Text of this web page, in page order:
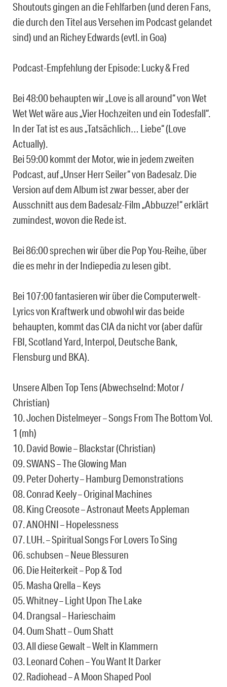
Shoutouts gingen an die Fehlfarben (und deren Fans,
die durch den Titel aus Versehen im Podcast gelandet
sind) und an Richey Edwards (evtl. in Goa)
Podcast-Empfehlung der Episode: Lucky & Fred
Bei 48:00 behaupten wir „Love is all around“ von Wet
Wet Wet wäre aus „Vier Hochzeiten und ein Todesfall“.
In der Tat ist es aus „Tatsächlich… Liebe“ (Love
Actually).
Bei 59:00 kommt der Motor, wie in jedem zweiten
Podcast, auf „Unser Herr Seiler“ von Badesalz. Die
Version auf dem Album ist zwar besser, aber der
Ausschnitt aus dem Badesalz-Film „Abbuzze!“ erklärt
zumindest, wovon die Rede ist.
Bei 86:00 sprechen wir über die Pop You-Reihe, über
die es mehr in der Indiepedia zu lesen gibt.
Bei 107:00 fantasieren wir über die Computerwelt-
Lyrics von Kraftwerk und obwohl wir das beide
behaupten, kommt das CIA da nicht vor (aber dafür
FBI, Scotland Yard, Interpol, Deutsche Bank,
Flensburg und BKA).
Unsere Alben Top Tens (Abwechselnd: Motor /
Christian)
10. Jochen Distelmeyer – Songs From The Bottom Vol.
1 (mh)
10. David Bowie – Blackstar (Christian)
09. SWANS – The Glowing Man
09. Peter Doherty – Hamburg Demonstrations
08. Conrad Keely – Original Machines
08. King Creosote – Astronaut Meets Appleman
07. ANOHNI – Hopelessness
07. LUH. – Spiritual Songs For Lovers To Sing
06. schubsen – Neue Blessuren
06. Die Heiterkeit – Pop & Tod
05. Masha Qrella – Keys
05. Whitney – Light Upon The Lake
04. Drangsal – Harieschaim
04. Oum Shatt – Oum Shatt
03. All diese Gewalt – Welt in Klammern
03. Leonard Cohen – You Want It Darker
02. Radiohead – A Moon Shaped Pool